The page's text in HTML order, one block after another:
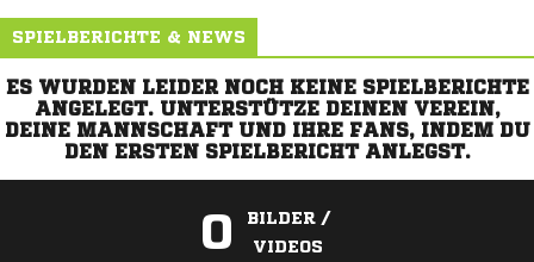
SPIELBERICHTE & NEWS
ES WURDEN LEIDER NOCH KEINE SPIELBERICHTE
ANGELEGT. UNTERSTÜTZE DEINEN VEREIN,
DEINE MANNSCHAFT UND IHRE FANS, INDEM DU
DEN ERSTEN SPIELBERICHT ANLEGST.
0
BILDER /
VIDEOS